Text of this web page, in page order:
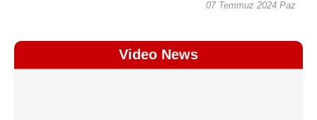
07 Temmuz 2024 Paz
Video News